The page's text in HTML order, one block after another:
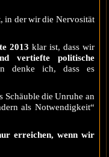
, in der wir die Nervosität
2013 klar ist, dass wir
vertiefte politische
denke ich, dass es
Schäuble die Unruhe an
als Notwendigkeit“
erreichen, wenn wir